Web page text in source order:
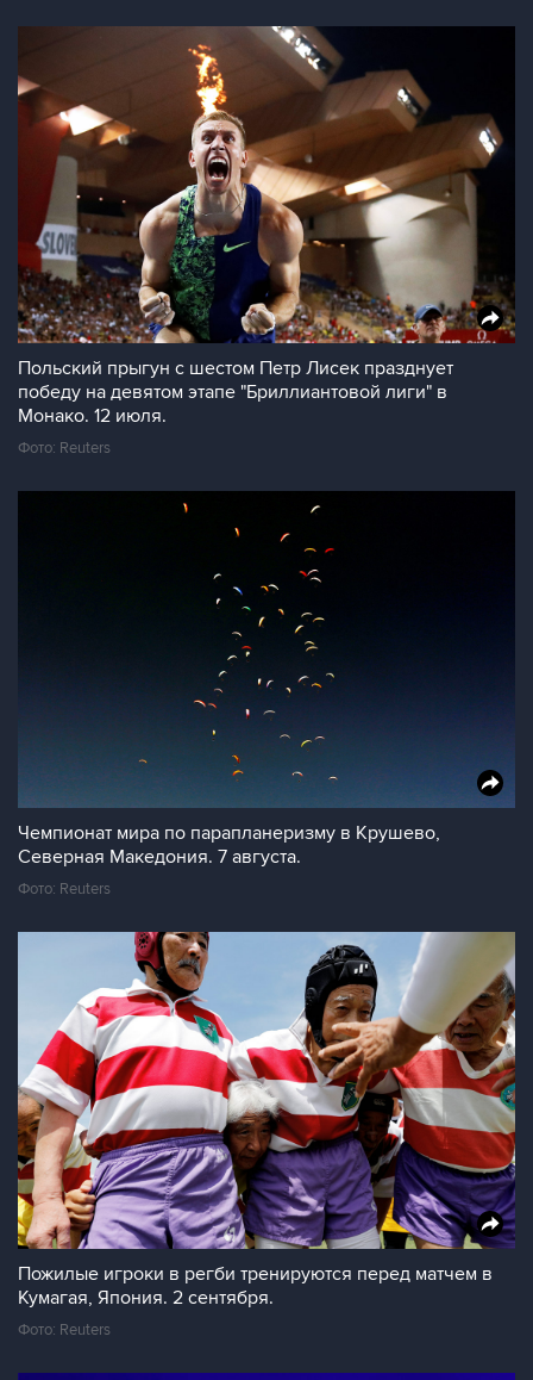
Польский прыгун с шестом Петр Лисек празднует
победу на девятом этапе "Бриллиантовой лиги" в
Монако. 12 июля.
Фото: Reuters
Чемпионат мира по парапланеризму в Крушево,
Северная Македония. 7 августа.
Фото: Reuters
Пожилые игроки в регби тренируются перед матчем в
Кумагая, Япония. 2 сентября.
Фото: Reuters